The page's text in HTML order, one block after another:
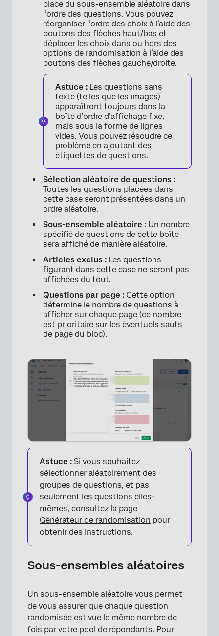
×
place du sous-ensemble aléatoire dans
l’ordre des questions. Vous pouvez
réorganiser l’ordre des choix à l’aide des
boutons des flèches haut/bas et
déplacer les choix dans ou hors des
options de randomisation à l’aide des
boutons des flèches gauche/droite.
Astuce : Les questions sans
texte (telles que les images)
apparaîtront toujours dans la
boîte d’ordre d’affichage fixe,
mais sous la forme de lignes
vides. Vous pouvez résoudre ce
problème en ajoutant des
étiquettes de questions.
Sélection aléatoire de questions :
Toutes les questions placées dans
cette case seront présentées dans un
ordre aléatoire.
Sous-ensemble aléatoire : Un nombre
spécifié de questions de cette boîte
sera affiché de manière aléatoire.
Articles exclus : Les questions
figurant dans cette case ne seront pas
affichées du tout.
Questions par page : Cette option
détermine le nombre de questions à
afficher sur chaque page (ce nombre
est prioritaire sur les éventuels sauts
de page du bloc).
Astuce : Si vous souhaitez
sélectionner aléatoirement des
groupes de questions, et pas
seulement les questions elles-
mêmes, consultez la page
Générateur de randomisation pour
obtenir des instructions.
Sous-ensembles aléatoires
Un sous-ensemble aléatoire vous permet
de vous assurer que chaque question
randomisée est vue le même nombre de
fois par votre pool de répondants. Pour